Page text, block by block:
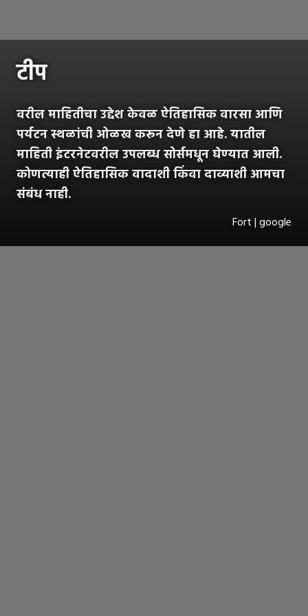
टीप
वरील माहितीचा उद्देश केवळ ऐतिहासिक वारसा आणि
पर्यटन स्थळांची ओळख करून देणे हा आहे. यातील
माहिती इंटरनेटवरील उपलब्ध सोर्समधून घेण्यात आली.
कोणत्याही ऐतिहासिक वादाशी किंवा दाव्याशी आमचा
संबंध नाही.
Fort | google